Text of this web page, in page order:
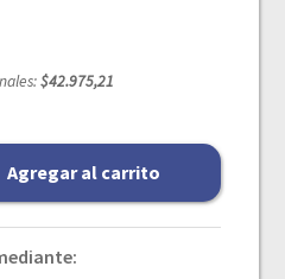
$42.975,21
Agregar al carrito